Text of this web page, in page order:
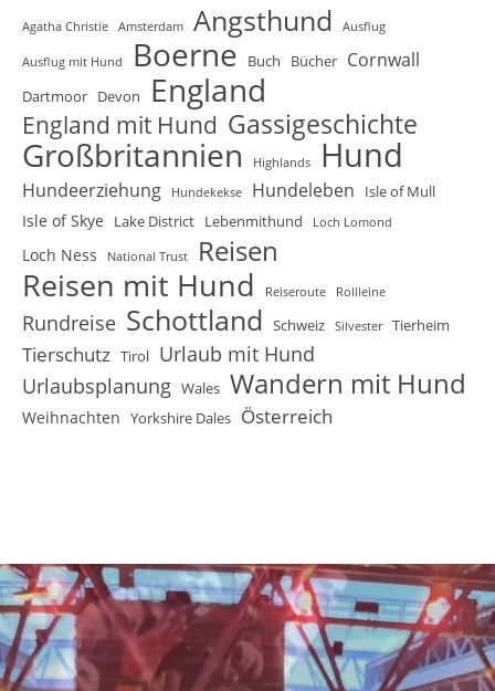
Agatha Christie Amsterdam Angsthund Ausflug
Ausflug mit Hund Boerne Buch Bücher Cornwall
Dartmoor Devon England
England mit Hund Gassigeschichte
Großbritannien Highlands Hund
Hundeerziehung Hundekekse Hundeleben Isle of Mull
Isle of Skye Lake District Lebenmithund Loch Lomond
Loch Ness National Trust Reisen
Reisen mit Hund Reiseroute Rollleine
Rundreise Schottland Schweiz Silvester Tierheim
Tierschutz Tirol Urlaub mit Hund
Urlaubsplanung Wales Wandern mit Hund
Weihnachten Yorkshire Dales Österreich